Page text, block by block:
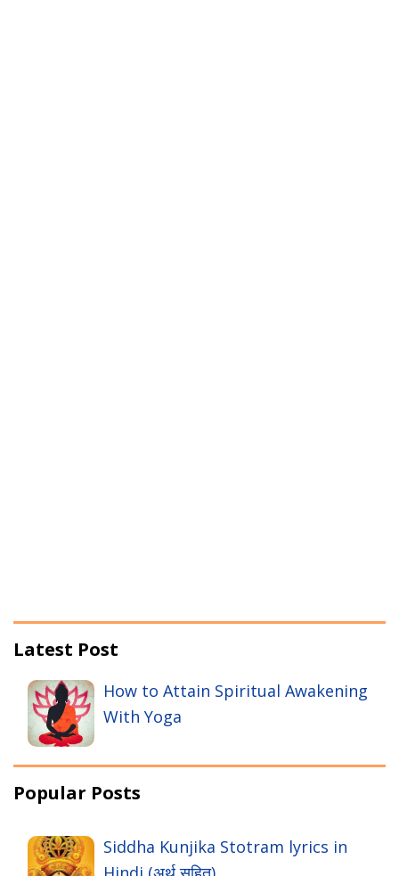
Latest Post
How to Attain Spiritual Awakening
With Yoga
Popular Posts
Siddha Kunjika Stotram lyrics in